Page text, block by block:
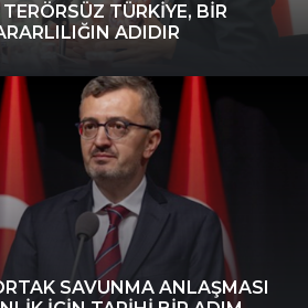
TÜRKIYE, BIR
ADIDIR
SAVUNMA ANLAŞMASI